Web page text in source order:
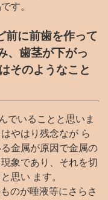
す。
に前歯を作って
、歯茎が下がっ
そのようなこと
でいることと思いま
やはり残念なが ら
金属が原因で金属の
象であり、それを切
思い ます。
のが唾液等にさらさ